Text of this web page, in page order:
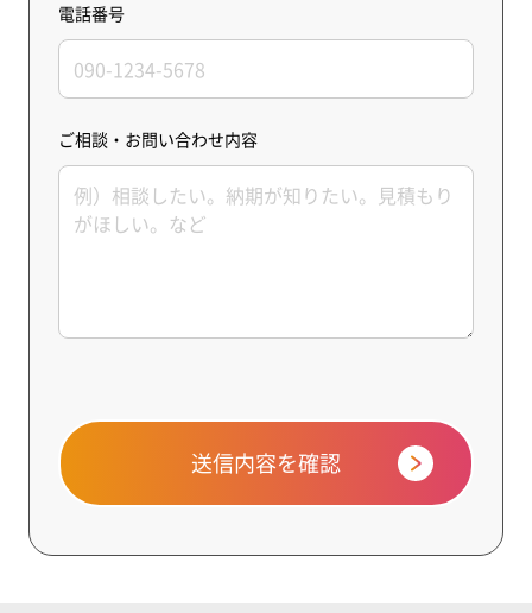
電話番号
ご相談・お問い合わせ内容
送信内容を確認